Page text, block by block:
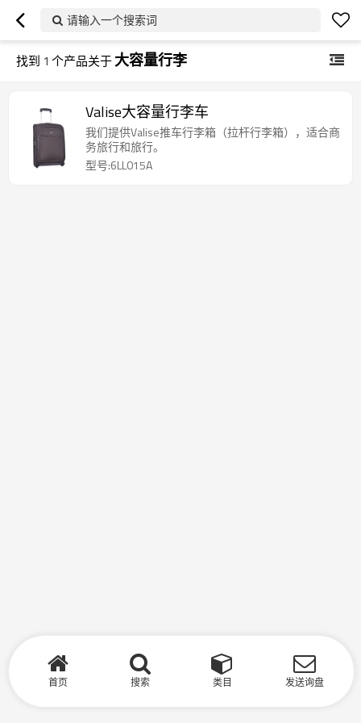
请输入一个搜索词
找到 1 个产品关于大容量行李
Valise大容量行李车
我们提供Valise推车行李箱（拉杆行李箱），适合商
务旅行和旅行。
型号:6LL015A
首页 搜索 类目 发送询盘